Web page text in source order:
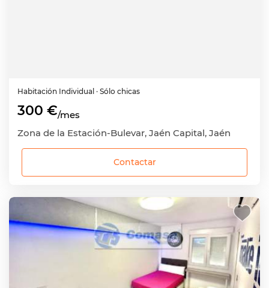
Habitación Individual · Sólo chicas
300 €/mes
Zona de la Estación-Bulevar, Jaén Capital, Jaén
Contactar